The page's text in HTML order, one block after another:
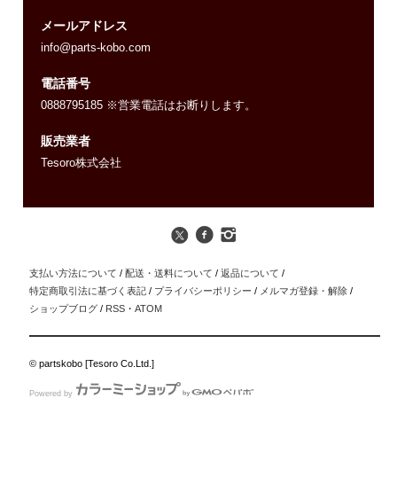
メールアドレス
info@parts-kobo.com
電話番号
0888795185 ※営業電話はお断りします。
販売業者
Tesoro株式会社
支払い方法について / 配送・送料について / 返品について /
特定商取引法に基づく表記 / プライバシーポリシー / メルマガ登録・解除 /
ショップブログ / RSS ・ATOM
© partskobo [Tesoro Co.Ltd.]
Powered by